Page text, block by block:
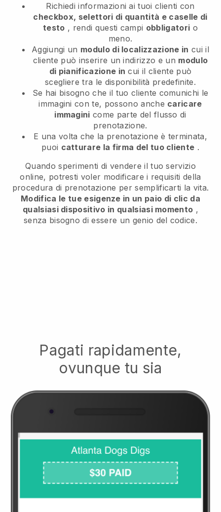
Richiedi informazioni ai tuoi clienti con
checkbox, selettori di quantità e caselle di
testo , rendi questi campi obbligatori o
meno.
Aggiungi un modulo di localizzazione in cui il
cliente può inserire un indirizzo e un modulo
di pianificazione in cui il cliente può
scegliere tra le disponibilità predefinite.
Se hai bisogno che il tuo cliente comunichi le
immagini con te, possono anche caricare
immagini come parte del flusso di
prenotazione.
E una volta che la prenotazione è terminata,
puoi catturare la firma del tuo cliente .
Quando sperimenti di vendere il tuo servizio
online, potresti voler modificare i requisiti della
procedura di prenotazione per semplificarti la vita.
Modifica le tue esigenze in un paio di clic da
qualsiasi dispositivo in qualsiasi momento ,
senza bisogno di essere un genio del codice.
Pagati rapidamente,
ovunque tu sia